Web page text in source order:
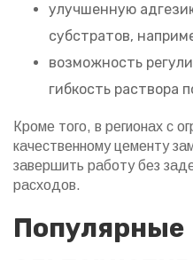
улучшенную
субстратов,
возможность
гибкость раствора
Кроме того, в регионах с
качественному цементу
завершить работу без
расходов.
Популярные